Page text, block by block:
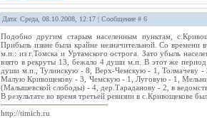
Дата: Среда, 08.10.2008, 12:17 | Сообщение # 6
Подобно другим старым населенным пунктам,
Прибыль извне была крайне незначительной. Со времени
м.п.: из г.Томска и Уртамского острога. Зато убыль
взято в рекруты 13, бежало 4 души м.п. В этот же
души м.п., Тулинскую - 8, Верх-Чемскую - 1, Толмачеву -
Малую Кривощекову - 3, Чемскую - 1, Луговую - 1,
(Малышевской слободы) - 4, дер.Тараданову - 2, в
В результате во время третьей ревизии в с.Кривощекове
http://timich.ru